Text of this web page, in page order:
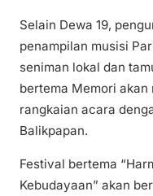
Selain Dewa 19,
penampilan musisi
seniman lokal dan
bertema Memori
rangkaian acara
Balikpapan.
Festival bertema
Kebudayaan” akan